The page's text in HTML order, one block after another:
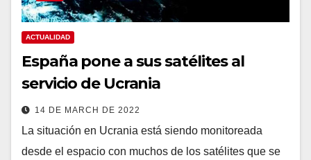
ACTUALIDAD
España pone a sus satélites al
servicio de Ucrania
14 DE MARCH DE 2022
La situación en Ucrania está siendo monitoreada
desde el espacio con muchos de los satélites que se